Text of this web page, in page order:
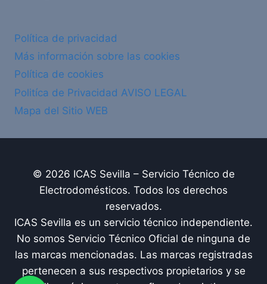
Política de privacidad
Más información sobre las cookies
Política de cookies
Politíca de Privacidad AVISO LEGAL
Mapa del Sitio WEB
© 2026 ICAS Sevilla – Servicio Técnico de
Electrodomésticos. Todos los derechos
reservados.
ICAS Sevilla es un servicio técnico independiente.
No somos Servicio Técnico Oficial de ninguna de
las marcas mencionadas. Las marcas registradas
pertenecen a sus respectivos propietarios y se